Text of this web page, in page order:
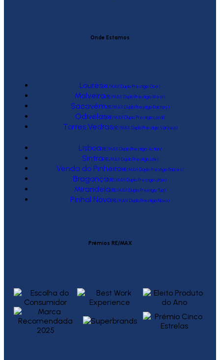
Onde Estamos
Loures(RE/MAX Duplo Prestígio One)
Malveira(RE/MAX Duplo Prestígio West)
Sacavém(RE/MAX Duplo Prestígio Factory)
Odivelas(RE/MAX Duplo Prestígio Local)
Torres Vedras(RE/MAX Duplo Prestígio Várzea)
Lisboa(RE/MAX Duplo Prestígio Action)
Sintra(RE/MAX Duplo Prestígio Link)
Venda do Pinheiro(RE/MAX Duplo Prestígio Raízes)
Bragança(RE/MAX Duplo Prestígio Urbis)
Mirandela(RE/MAX Duplo Prestígio Tua)
Pinhal Novo(RE/MAX Duplo Prestígio Novo)
Prémios RE/MAX